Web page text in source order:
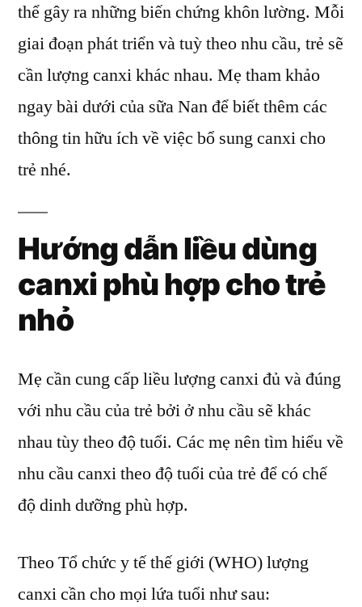
nhỏ
bao
nhiêu
đủ
thể gây ra những biến chứng khôn lường. Mỗi
giai đoạn phát triển và tuỳ theo nhu cầu, trẻ sẽ
cần lượng canxi khác nhau. Mẹ tham khảo
ngay bài dưới của sữa Nanđể biết thêm các
thông tin hữu ích về việc bổ sung canxi cho
trẻ nhé.
Hướng dẫn liều dùng
canxi phù hợp cho trẻ
nhỏ
Mẹ cần cung cấp liều lượng canxi đủ và đúng
với nhu cầu của trẻ bởi ở nhu cầu sẽ khác
nhau tùy theo độ tuổi. Các mẹ nên tìm hiểu về
nhu cầu canxi theo độ tuổi của trẻ để có chế
độ dinh dưỡng phù hợp.
Theo Tổ chức y tế thế giới (WHO) lượng
canxi cần cho mọi lứa tuổi như sau: